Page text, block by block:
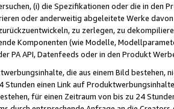
(i) die Spezifikationen oder die in
oder anderweitig abgeleitete Werke
zu zerlegen, zu
Komponenten (wie Modelle,
PA API, Datenfeeds oder in den Produkt
die aus einem Bild bestehen,
Stunden einen Link auf
für einen Zeitraum von bis zu 24